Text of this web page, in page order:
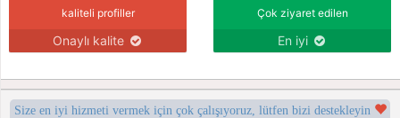
kaliteli profiller
Onaylı kalite
Çok ziyaret edilen
En iyi
Size en iyi hizmeti vermek için çok çalışıyoruz, lütfen bizi destekleyin